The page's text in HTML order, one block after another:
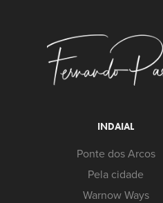
INDAIAL
Ponte dos Arcos
Pela cidade
Warnow Ways